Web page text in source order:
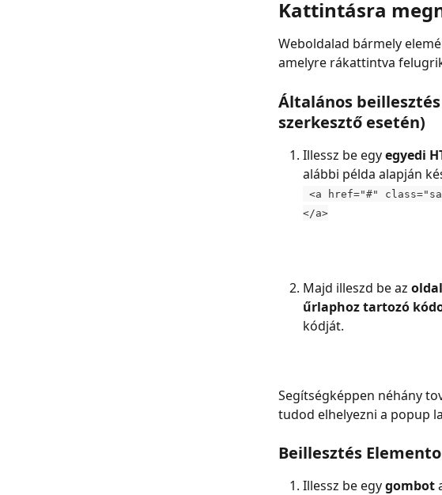
Kattintásra
Weboldalad bármely
amelyre rákattintva
Általános
szerkesztő esetén)
Illessz be egy egyedi
alábbi példa alapján
<a href="#"
</a>
Majd illeszd be az
űrlaphoz tartozó
kódját.
Segítségképpen néhány
tudod elhelyezni a popup
Beillesztés
Illessz be egy gombot